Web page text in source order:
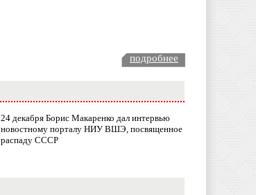
подробнее
24 декабря Борис Макаренко дал интервью
новостному порталу НИУ ВШЭ, посвященное
распаду СССР